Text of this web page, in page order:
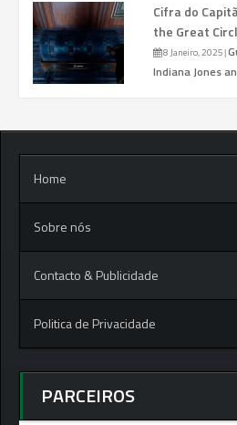
Cifra do
the Great
8 Janeiro, 2025|
Indiana Jones
Home
Sobre nós
Contacto & Publicidade
Politica de Privacidade
PARCEIROS